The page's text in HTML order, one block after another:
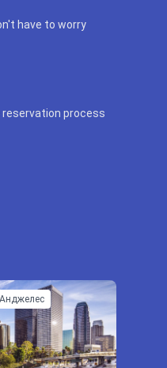
have to worry
process